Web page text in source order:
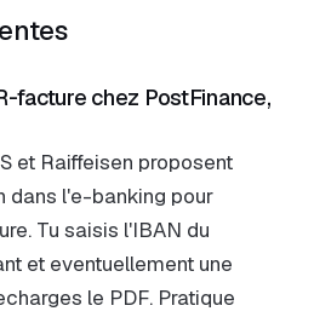
facture chez PostFinance,
et Raiffeisen proposent
dans l'e-banking pour
Tu saisis l'IBAN du
et eventuellement une
le PDF. Pratique